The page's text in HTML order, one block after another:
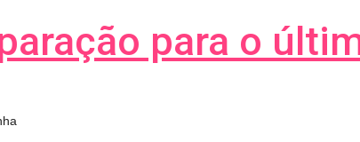
para o